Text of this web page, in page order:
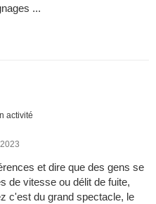
...
activité
et dire que des gens se
de vitesse ou délit de fuite,
c'est du grand spectacle, le